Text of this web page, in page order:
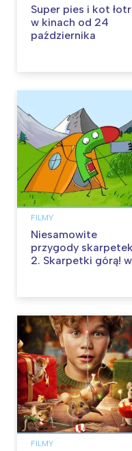
Super pies i kot łotr
w kinach od 24
października
FILMY
Niesamowite
przygody skarpetek
2. Skarpetki górą! w
FILMY